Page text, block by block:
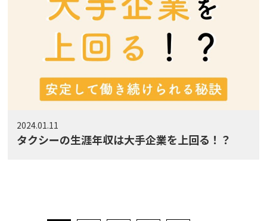
2024.01.11
タクシーの生涯年収は大手企業を上回る！？